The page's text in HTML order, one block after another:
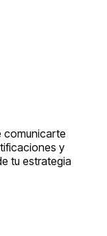
comunicarte
y
tu estrategia